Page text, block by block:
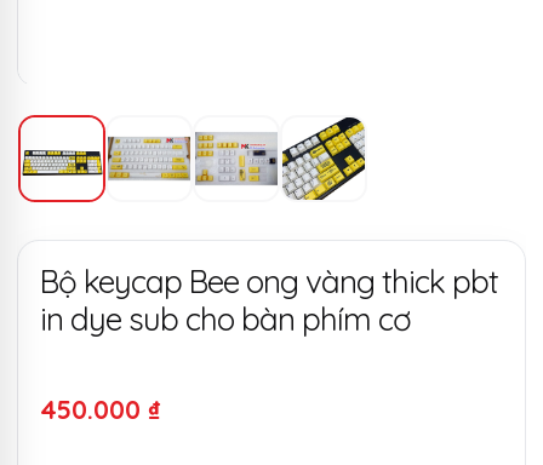
Bộ keycap Bee ong vàng thick pbt
in dye sub cho bàn phím cơ
450.000 ₫